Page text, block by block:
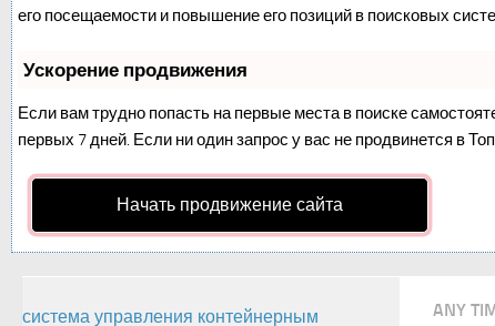
его посещаемости и повышение его позиций в поисковых
Ускорение продвижения
Если вам трудно попасть на первые места в поиске
первых 7 дней. Если ни один запрос у вас не продвинется в
Начать продвижение сайта
ANY
система управления контейнерным